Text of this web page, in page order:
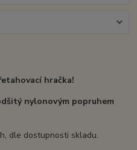
hračka!
nylonovým popruhem
dle dostupnosti skladu.